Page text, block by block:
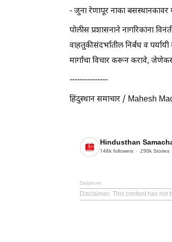
- जुना रेणापूर नाका बसस्थानकावर
पोलीस प्रशासनाने नागरिकांना
वाहतुकीसंदर्भातील निर्बंध व
मार्गांचा विचार करून करावे,
---------------
हिंदुस्थान समाचार / Mahesh
Hindusthan
148k followers 290k Stories
Dailyhunt
Disclaimer: This content has not